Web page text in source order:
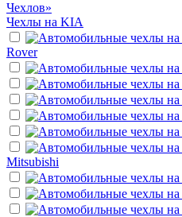
Чехлы на KIA
Rover
Mitsubishi